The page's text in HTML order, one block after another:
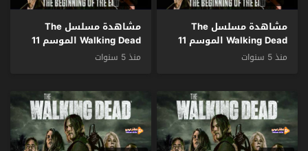
مشاهدة مسلسل The
Walking Dead الموسم 11
الحلقة 5 مترجم
منذ 5 سنوات
مشاهدة مسلسل The
Walking Dead الموسم 11
الحلقة 4 مترجم
منذ 5 سنوات